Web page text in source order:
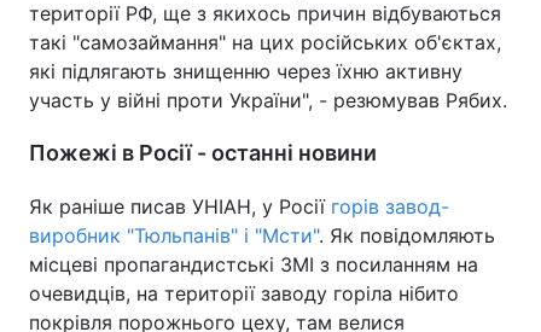
території РФ, ще з якихось причин відбуваються
такі "самозаймання" на цих російських об'єктах,
які підлягають знищенню через їхню активну
участь у війні проти України", - резюмував Рябих.
Пожежі в Росії - останні новини
Як раніше писав УНІАН, у Росіїгорів завод-
виробник "Тюльпанів" і "Мсти". Як повідомляють
місцеві пропагандистські ЗМІ з посиланням на
очевидців, на території заводу горіла нібито
покрівля порожнього цеху, там велися